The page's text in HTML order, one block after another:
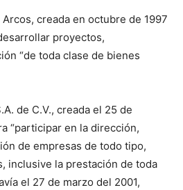
creada en octubre de 1997
proyectos,
“de toda clase de bienes
de C.V., creada el 25 de
“participar en la dirección,
de empresas de todo tipo,
inclusive la prestación de toda
el 27 de marzo del 2001,